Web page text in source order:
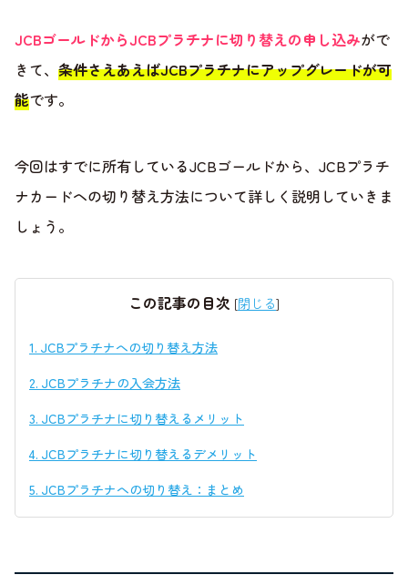
JCBゴールドからJCBプラチナに切り替えの申し込みがで
きて、 条件さえあえばJCBプラチナにアップグレードが可
能です。
今回はすでに所有しているJCBゴールドから、JCBプラチ
ナカードヘの切り替え方法について詳しく説明していきま
しょう。
この記事の目次 [閉じる]
1. JCBプラチナへの切り替え方法
2. JCBプラチナの入会方法
3. JCBプラチナに切り替えるメリット
4. JCBプラチナに切り替えるデメリット
5. JCBプラチナへの切り替え：まとめ